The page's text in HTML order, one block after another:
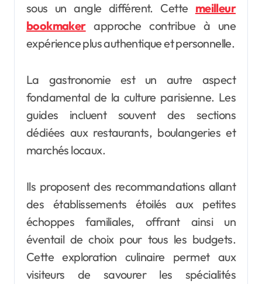
sous un angle différent. Cette meilleur
bookmakerapproche contribue à une
expérience plus authentique et personnelle.
La gastronomie est un autre aspect
fondamental de la culture parisienne. Les
guides incluent souvent des sections
dédiées aux restaurants, boulangeries et
marchés locaux.
Ils proposent des recommandations allant
des établissements étoilés aux petites
échoppes familiales, offrant ainsi un
éventail de choix pour tous les budgets.
Cette exploration culinaire permet aux
visiteurs de savourer les spécialités